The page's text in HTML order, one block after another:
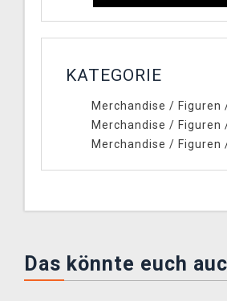
KATEGORIE
Merchandise / Figuren
Merchandise / Figuren
Merchandise / Figuren
Das könnte euch